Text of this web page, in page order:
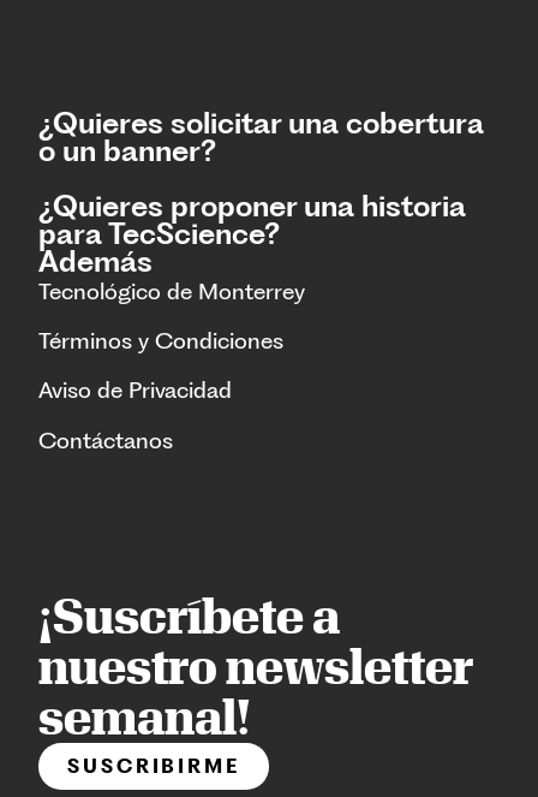
¿Quieres solicitar una cobertura
o un banner?
¿Quieres proponer una historia
para TecScience?
Además
Tecnológico de Monterrey
Términos y Condiciones
Aviso de Privacidad
Contáctanos
¡Suscríbete a
nuestro newsletter
semanal!
SUSCRIBIRME